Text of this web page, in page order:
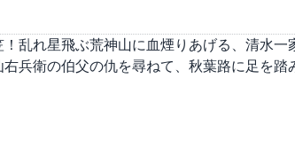
乱れ星飛ぶ荒神山に血煙りあげる、清水一
兵衛の伯父の仇を尋ねて、秋葉路に足を踏